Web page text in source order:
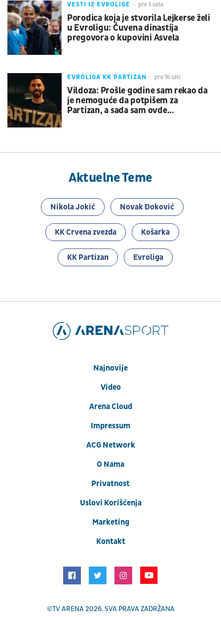
VESTI IZ EVROLIGE pre 3 sata
Porodica koja je stvorila Lejkerse želi
u Evroligu: Čuvena dinastija
pregovora o kupovini Asvela
EVROLIGA KK PARTIZAN pre 16 sati
Vildoza: Prošle godine sam rekao da
je nemoguće da potpišem za
Partizan, a sada sam ovde...
Aktuelne Teme
Nikola Jokić Novak Đoković
KK Crvena zvezda Košarka
KK Partizan Evroliga
Najnovije
Video
Arena Cloud
Impressum
ACG Network
O Nama
Privatnost
Uslovi Korišćenja
Marketing
Kontakt
©TV ARENA2026. SVA PRAVA ZADRŽANA